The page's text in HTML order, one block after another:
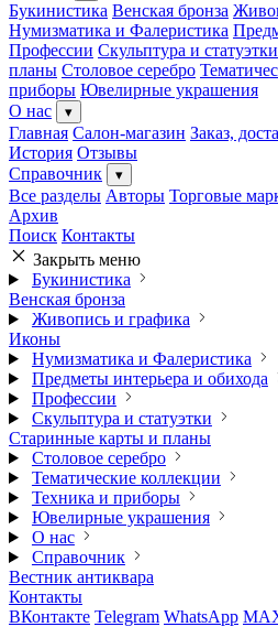
Букинистика Венская бронза
Нумизматика и Фалеристика
Профессии Скульптура и статуэтки
планы Столовое серебро
приборы Ювелирные украшения
О нас
▾
Главная Салон-магазин Заказ,
История Отзывы
Справочник
▾
Все разделы Авторы Торговые
Архив
Поиск Контакты
Закрыть меню
Букинистика
Венская бронза
Живопись и графика
Иконы
Нумизматика и Фалеристика
Предметы интерьера и обихода
Профессии
Скульптура и статуэтки
Старинные карты и планы
Столовое серебро
Тематические коллекции
Техника и приборы
Ювелирные украшения
О нас
Справочник
Вестник антиквара
Контакты
ВКонтакте Telegram WhatsApp